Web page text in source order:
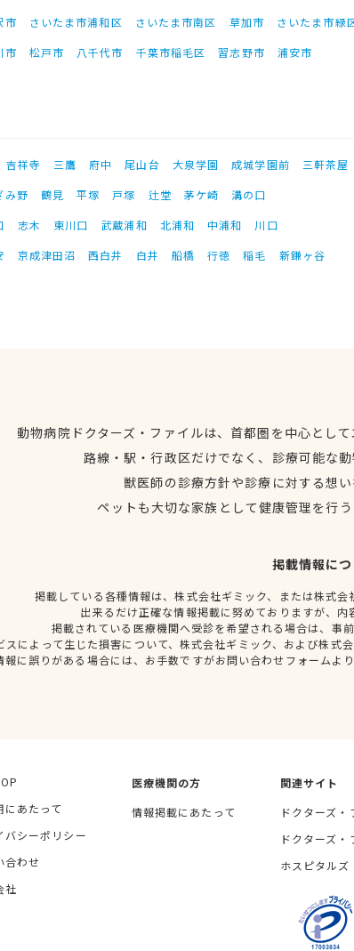
市 さいたま市浦和区 さいたま市南区 草加市 さいたま市緑
市 松戸市 八千代市 千葉市稲毛区 習志野市 浦安市
吉祥寺 三鷹 府中 尾山台 大泉学園 成城学園前 三軒茶屋
み野 鶴見 平塚 戸塚 辻堂 茅ケ崎
溝の口
志木 東川口 武蔵浦和 北浦和 中浦和
川口
京成津田沼 西白井 白井 船橋 行徳 稲毛 新鎌ヶ谷
動物病院ドクターズ・ファイルは、首都圏を中心とし
路線・駅・行政区だけでなく、診療可能な
獣医師の診療方針や診療に対する想
ペットも大切な家族として健康管理を行
掲載情報に
掲載している各種情報は、株式会社ギミック、または株式
出来るだけ正確な情報掲載に努めておりますが、
掲載されている医療機関へ受診を希望される場合は、事
スによって生じた損害について、株式会社ギミック、および株
報に誤りがある場合には、お手数ですがお問い合わせフォームよ
にあたって
バシーポリシー
合わせ
社
医療機関の方
情報掲載にあたって
関連サイト
ドクターズ・
ドクターズ
ホスピタルズ